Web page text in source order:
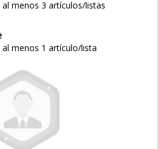
menos 3 artículos/listas
al menos 1 artículo/lista